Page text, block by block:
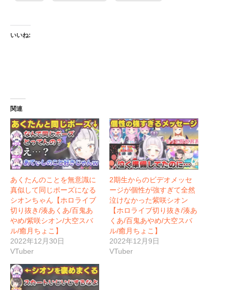
いいね:
関連
あくたんのことを無意識に
真似して同じポーズになる
シオンちゃん【ホロライブ
切り抜き/湊あくあ/百鬼あ
やめ/紫咲シオン/大空スバ
ル/癒月ちょこ】
2022年12月30日
VTuber
2期生からのビデオメッセ
ージが個性が強すぎて全然
泣けなかった紫咲シオン
【ホロライブ切り抜き/湊あ
くあ/百鬼あやめ/大空スバ
ル/癒月ちょこ】
2022年12月9日
VTuber